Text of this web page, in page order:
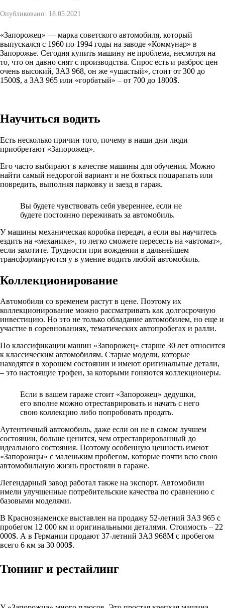
Опубликовано: 18.05.2021
«Запорожец» — марка советского автомобиля, который
выпускался с 1960 по 1994 годы на заводе «Коммунар» в
Запорожье. Сегодня купить машину не проблема, несмотря на
то, что он давно снят с производства. Спрос есть и разброс цен
очень высокий, ЗАЗ 968, он же «ушастый», стоит от 300 до
1500$, а ЗАЗ 965 или «горбатый» – от 700 до 1800$.
Научиться водить
Есть несколько причин того, почему в наши дни люди
приобретают «Запорожец».
Его часто выбирают в качестве машины для обучения. Можно
найти самый недорогой вариант и не бояться поцарапать или
повредить, выполняя парковку и заезд в гараж.
Вы будете чувствовать себя увереннее, если не
будете постоянно переживать за автомобиль.
У машины механическая коробка передач, а если вы научитесь
ездить на «механике», то легко сможете пересесть на «автомат»,
если захотите. Трудности при вождении в дальнейшем
трансформируются у в умение водить любой автомобиль.
Коллекционирование
Автомобили со временем растут в цене. Поэтому их
коллекционирование можно рассматривать как долгосрочную
инвестицию. Но это не только обладание автомобилем, но еще и
участие в соревнованиях, тематических автопробегах и ралли.
По классификации машин «Запорожец» старше 30 лет относится
к классическим автомобилям. Старые модели, которые
находятся в хорошем состоянии и имеют оригинальные детали,
– это настоящие трофеи, за которыми гоняются коллекционеры.
Если в вашем гараже стоит «Запорожец» дедушки,
его вполне можно отреставрировать и начать с него
свою коллекцию либо попробовать продать.
Аутентичный автомобиль, даже если он не в самом лучшем
состоянии, больше ценится, чем отреставрированный до
идеального состояния. Поэтому особенную ценность имеют
«Запорожцы» с маленьким пробегом, которые почти всю свою
автомобильную жизнь простояли в гараже.
Легендарный завод работал также на экспорт. Автомобили
имели улучшенные потребительские качества по сравнению с
базовыми моделями.
В Краснознаменске выставлен на продажу 52-летний ЗАЗ 965 с
пробегом 12 000 км и оригинальными деталями. Стоимость – 22
000$. А в Германии продают 37-летний ЗАЗ 968М с пробегом
всего 6 км за 30 000$.
Тюнинг и рестайлинг